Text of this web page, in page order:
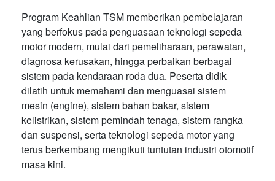
Program Keahlian TSM memberikan pembelajaran
yang berfokus pada penguasaan teknologi sepeda
motor modern, mulai dari pemeliharaan, perawatan,
diagnosa kerusakan, hingga perbaikan berbagai
sistem pada kendaraan roda dua. Peserta didik
dilatih untuk memahami dan menguasai sistem
mesin (engine), sistem bahan bakar, sistem
kelistrikan, sistem pemindah tenaga, sistem rangka
dan suspensi, serta teknologi sepeda motor yang
terus berkembang mengikuti tuntutan industri otomotif
masa kini.